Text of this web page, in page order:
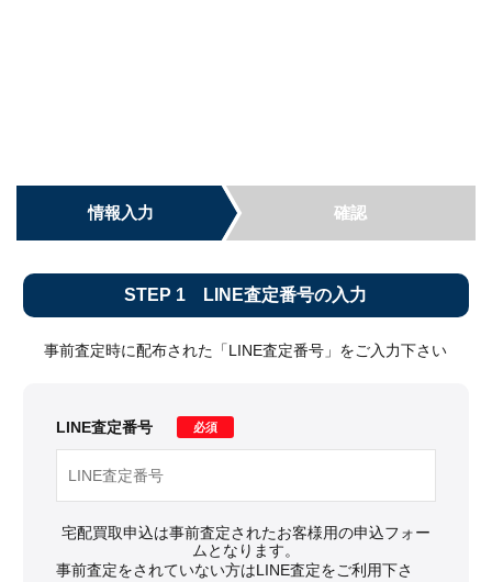
情報入力 確認
STEP 1 LINE査定番号の入力
事前査定時に配布された「LINE査定番号」をご入力下さい
LINE査定番号 必須
宅配買取申込は事前査定されたお客様用の申込フォー
ムとなります。
事前査定をされていない方はLINE査定をご利用下さ